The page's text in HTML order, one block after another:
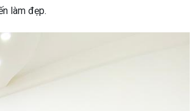
làm đẹp.